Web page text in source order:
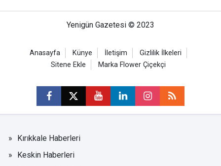
Yenigün Gazetesi © 2023
Anasayfa Künye İletişim
Gizlilik İlkeleri
Sitene Ekle
Marka Flower Çiçekçi
Kırıkkale Haberleri
Keskin Haberleri